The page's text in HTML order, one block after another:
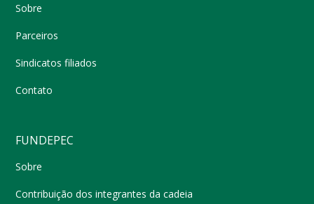
Sobre
Parceiros
Sindicatos filiados
Contato
FUNDEPEC
Sobre
Contribuição dos integrantes da cadeia